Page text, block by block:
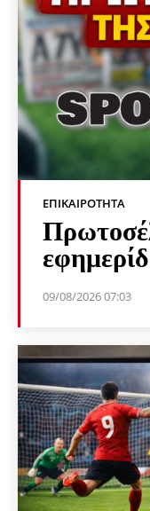
ΕΠΙΚΑΙΡΌΤΗΤΑ
09/08/2026 07:03